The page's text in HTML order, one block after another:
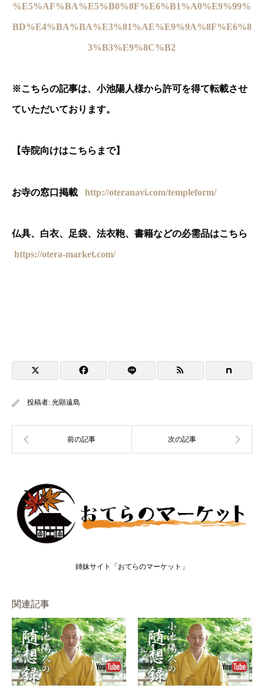
%E5%AF%BA%E5%B0%8F%E6%B1%A0%E9%99%
BD%E4%BA%BA%E3%81%AE%E9%9A%8F%E6%8
3%B3%E9%8C%B2
※こちらの記事は、小池陽人様から許可を得て転載させ
ていただいております。
【寺院向けはこちらまで】
お寺の窓口掲載 http://oteranavi.com/templeform/
仏具、白衣、足袋、法衣鞄、書籍などの必需品はこちら
https://otera-market.com/
投稿者: 光顕遠島
姉妹サイト「おてらのマーケット」
関連記事